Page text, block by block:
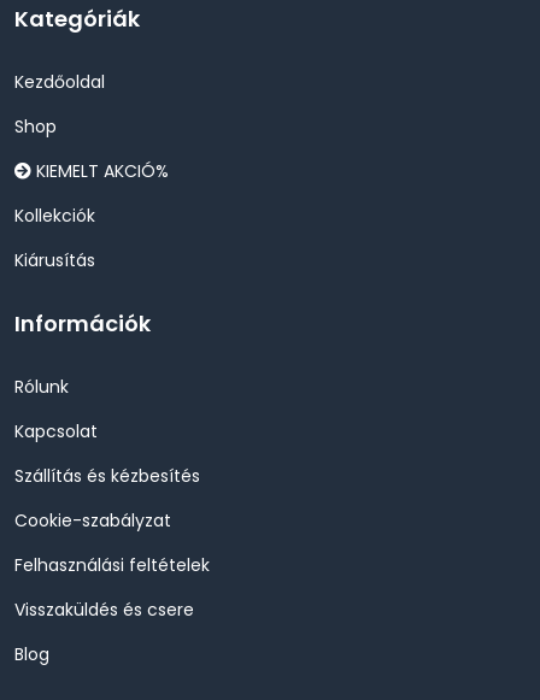
Kategóriák
Kezdőoldal
Shop
KIEMELT AKCIÓ%
Kollekciók
Kiárusítás
Információk
Rólunk
Kapcsolat
Szállítás és kézbesítés
Cookie-szabályzat
Felhasználási feltételek
Visszaküldés és csere
Blog